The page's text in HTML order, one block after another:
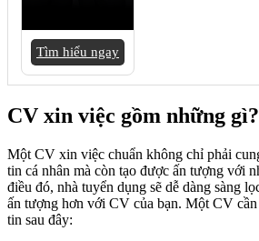
Tìm hiểu ngay
CV xin việc gồm những gì?
Một CV xin việc chuẩn không chỉ phải
tin cá nhân mà còn tạo được ấn tượng với
điều đó, nhà tuyển dụng sẽ dễ dàng sàng
ấn tượng hơn với CV của bạn. Một CV
tin sau đây: